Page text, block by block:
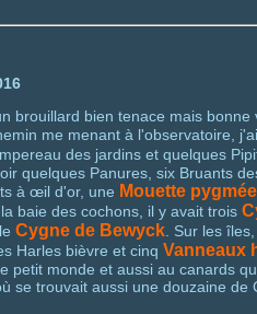
brouillard bien tenace mais
me menant à l'observatoire,
des jardins et quelques
quelques Panures, six Bruants
à œil d'or, une Mouette pygmée
baie des cochons, il y avait trois
Cygne de Bewyck. Sur les
Harles bièvre et cinq Vanneaux
petit monde et aussi au canards
se trouvait aussi une douzaine de